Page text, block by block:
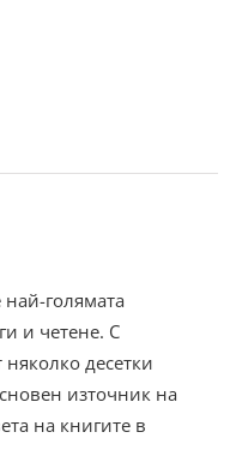
най-голямата
и четене. С
десетки
източник на
на книгите в